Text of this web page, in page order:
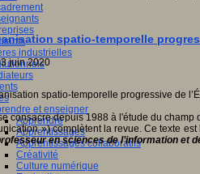
industrielles
et enseigner
Apprendre
Apprentissages
Apprentissages collaboratifs
Créativité
Culture numérique
spatio-temporelle
juin 2020
consacre depuis 1988 à l'étude du
») complètent la revue. Ce texte est
en sciences de l’information et